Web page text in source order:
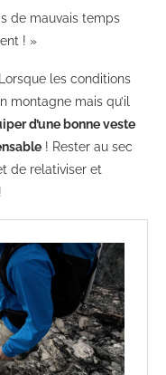
de mauvais temps
! »
les conditions
montagne mais qu’il
d’une bonne veste
! Rester au sec
de relativiser et